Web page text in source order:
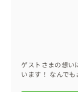
ゲストさまの想い
います！ なんでも